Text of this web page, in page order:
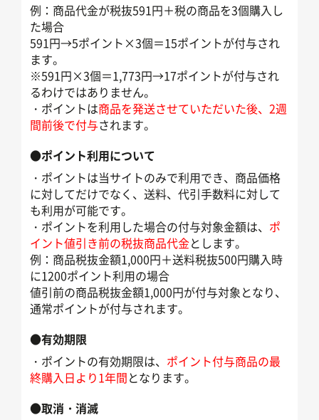
例：商品代金が税抜591円＋税の商品を3個購入し
た場合
591円→5ポイント×3個＝15ポイントが付与され
ます。
※591円×3個＝1,773円→17ポイントが付与され
るわけではありません。
・ポイントは商品を発送させていただいた後、2週
間前後で付与されます。
●ポイント利用について
・ポイントは当サイトのみで利用でき、商品価格
に対してだけでなく、送料、代引手数料に対して
も利用が可能です。
・ポイントを利用した場合の付与対象金額は、 ポ
イント値引き前の税抜商品代金とします。
例：商品税抜金額1,000円＋送料税抜500円購入時
に1200ポイント利用の場合
値引前の商品税抜金額1,000円が付与対象となり、
通常ポイントが付与されます。
●有効期限
・ポイントの有効期限は、 ポイント付与商品の最
終購入日より1年間となります。
●取消・消滅